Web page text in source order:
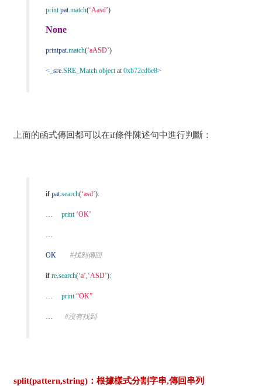
print pat.match(‘Aasd’)
None
printpat.match(‘aASD’)
< _sre.SRE_Match object at 0xb72cd6e8>
上面的函式傳回都可以在if條件陳述句中進行判斷：
if pat.search(‘asd’):
… print ‘OK’
…
OK #找到傳回
if re.search(‘a’,‘ASD’):
… print “OK”
… #沒有找到
split(pattern,string)：根據樣式分割字串,傳回串列